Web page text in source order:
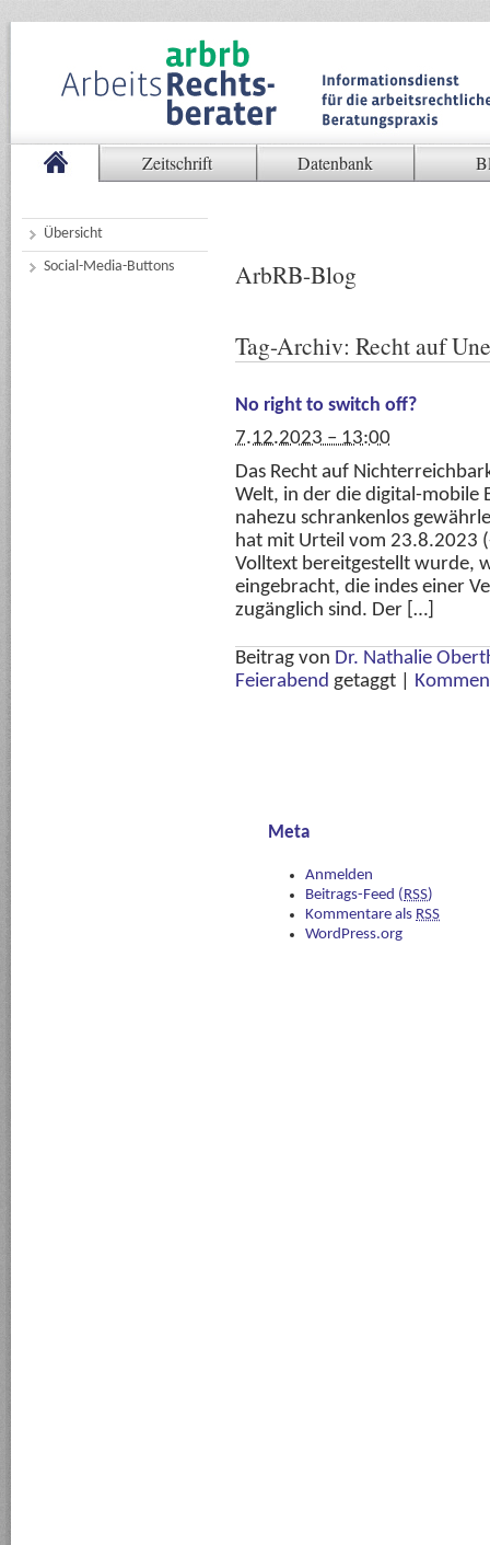
Zeitschrift Datenbank
Übersicht
Social-Media-Buttons
ArbRB-Blog
Tag-Archiv: Recht auf
No right to switch off?
7.12.2023 – 13:00
Das Recht auf
Welt, in der die digital-mobile
nahezu schrankenlos
hat mit Urteil vom 23.8.2023
Volltext bereitgestellt wurde,
eingebracht, die indes einer
zugänglich sind. Der […]
Beitrag von Dr. Nathalie
Feierabend getaggt
Meta
Anmelden
Beitrags-Feed ( RSS)
Kommentare als RSS
WordPress.org